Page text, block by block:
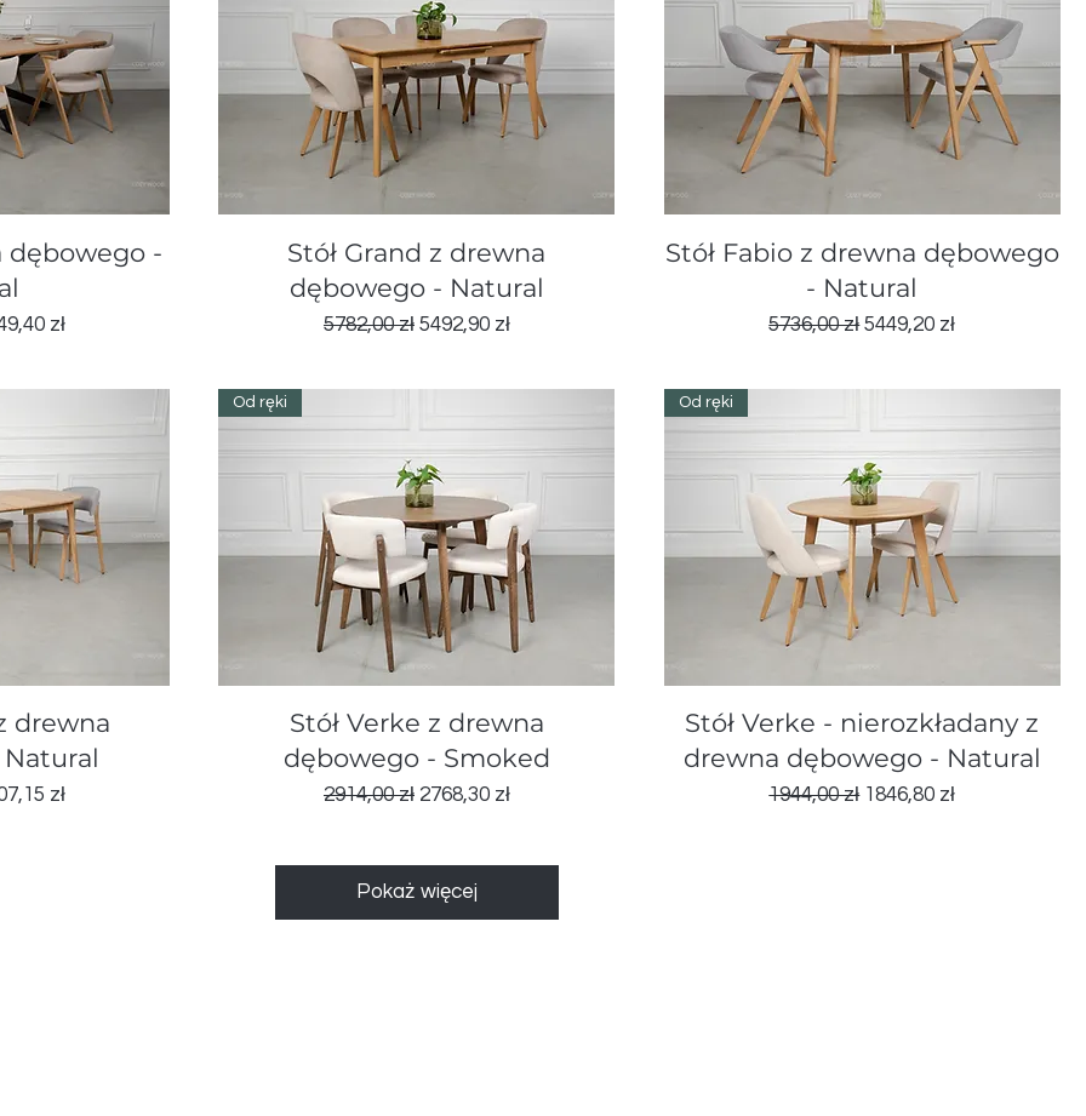
dębowego -
rabatowa
zł
Podgląd
Stół Grand z drewna
dębowego - Natural
Regularna cena
5782,00 zł Cena rabatowa
5492,90 zł
Podgląd
Stół Fabio z drewna dębowego
- Natural
Regularna cena
5736,00 zł Cena rabatowa
5449,20 zł
drewna
rabatowa
zł
Podgląd
Od ręki
Stół Verke z drewna
dębowego - Smoked
Regularna cena
2914,00 zł Cena rabatowa
2768,30 zł
Podgląd
Od ręki
Stół Verke - nierozkładany z
drewna dębowego - Natural
Regularna cena
1944,00 zł Cena rabatowa
1846,80 zł
Pokaż więcej